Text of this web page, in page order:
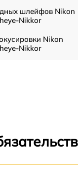
шлейфов Nikon
Nikkor
Nikon
Nikkor